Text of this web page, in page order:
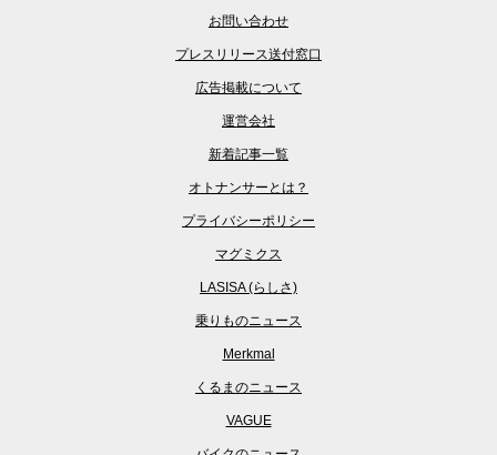
お問い合わせ
プレスリリース送付窓口
広告掲載について
運営会社
新着記事一覧
オトナンサーとは？
プライバシーポリシー
マグミクス
LASISA (らしさ)
乗りものニュース
Merkmal
くるまのニュース
VAGUE